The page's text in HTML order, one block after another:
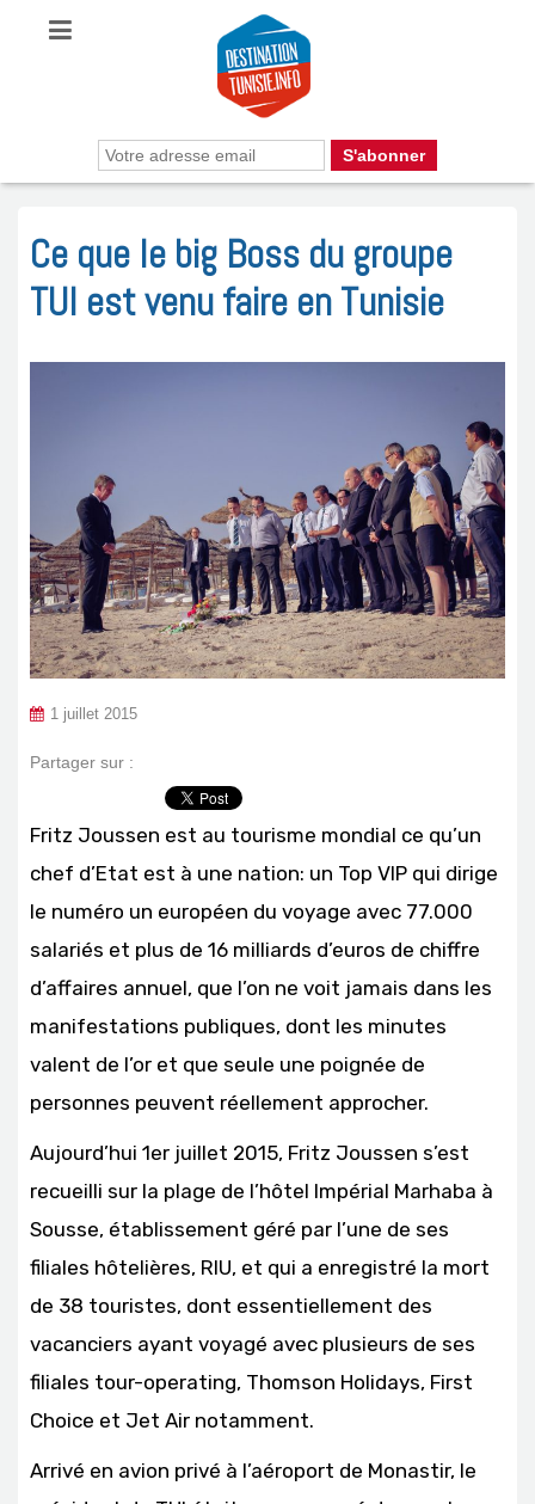
Ce que le big Boss du groupe
TUI est venu faire en Tunisie
1 juillet 2015
Partager sur :
Fritz Joussen est au tourisme mondial ce qu’un
chef d’Etat est à une nation: un Top VIP qui dirige
le numéro un européen du voyage avec 77.000
salariés et plus de 16 milliards d’euros de chiffre
d’affaires annuel, que l’on ne voit jamais dans les
manifestations publiques, dont les minutes
valent de l’or et que seule une poignée de
personnes peuvent réellement approcher.
Aujourd’hui 1er juillet 2015, Fritz Joussen s’est
recueilli sur la plage de l’hôtel Impérial Marhaba à
Sousse, établissement géré par l’une de ses
filiales hôtelières, RIU, et qui a enregistré la mort
de 38 touristes, dont essentiellement des
vacanciers ayant voyagé avec plusieurs de ses
filiales tour-operating, Thomson Holidays, First
Choice et Jet Air notamment.
Arrivé en avion privé à l’aéroport de Monastir, le